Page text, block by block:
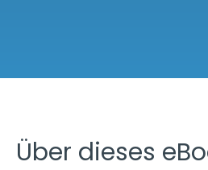
Über dieses